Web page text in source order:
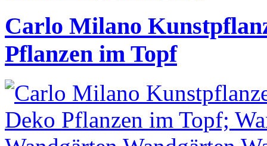
Carlo Milano
Pflanzen im Topf